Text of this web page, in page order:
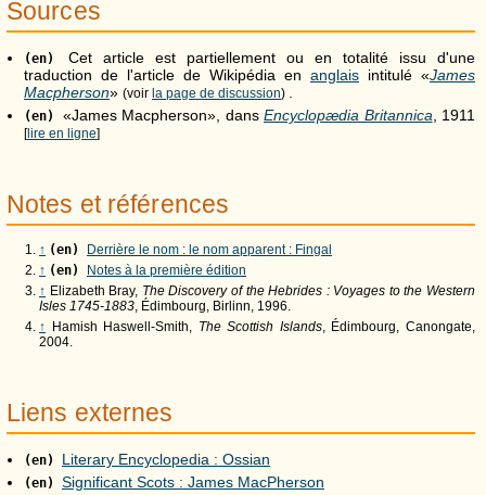
Sources
(en) Cet article est partiellement ou en totalité issu d'une
traduction de l'article de Wikipédia en anglais intitulé «James
Macpherson» (voir la page de discussion) .
(en) «James Macpherson», dans Encyclopædia Britannica, 1911
[lire en ligne]
Notes et références
↑ (en)
Derrière le nom : le nom apparent : Fingal
↑ (en)
Notes à la première édition
↑ Elizabeth Bray, The Discovery of the Hebrides : Voyages to the Western
Isles 1745-1883, Édimbourg, Birlinn, 1996.
↑ Hamish Haswell-Smith, The Scottish Islands, Édimbourg, Canongate,
2004.
Liens externes
(en) Literary Encyclopedia : Ossian
(en) Significant Scots : James MacPherson